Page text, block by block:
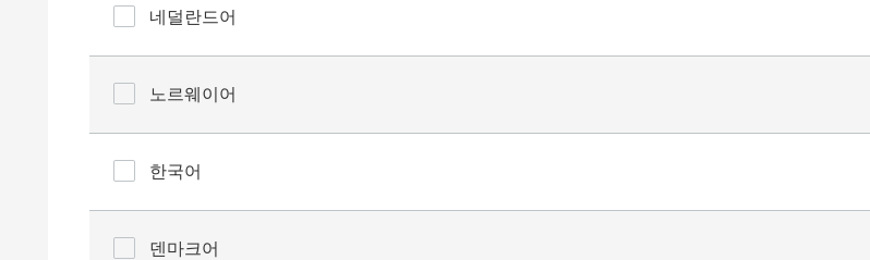
네덜란드어
노르웨이어
한국어
덴마크어